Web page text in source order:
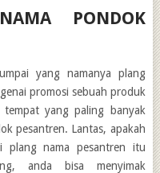
PONDOK
yang namanya plang
promosi sebuah produk
tempat yang paling banyak
pesantren. Lantas, apakah
plang nama pesantren itu
anda bisa menyimak